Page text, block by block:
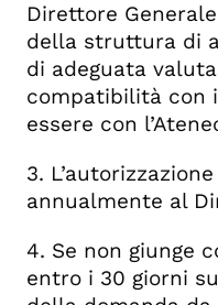
Direttore
della struttura di
di adeguata
compatibilità con
essere con
3.
annualmente al
4. Se non giunge
entro i 30 giorni